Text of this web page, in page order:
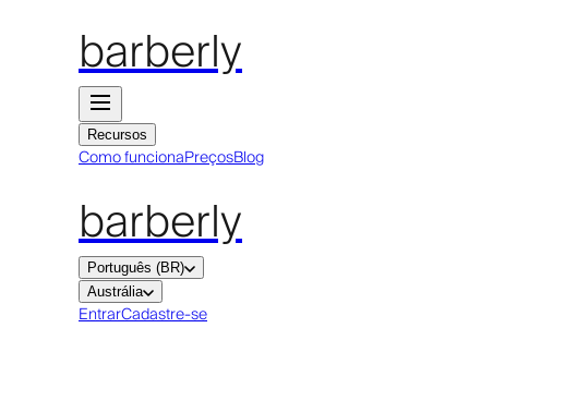
barberly
Recursos
Como funcionaPreçosBlog
barberly
Português (BR)
Austrália
EntrarCadastre-se